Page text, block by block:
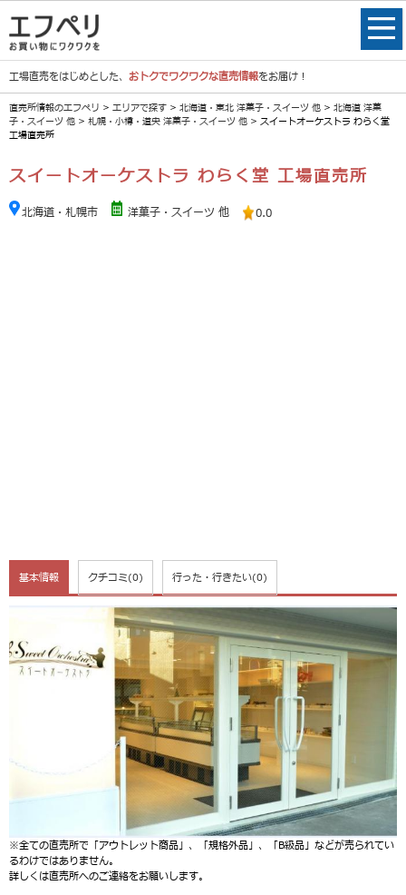
工場直売をはじめとした、 おトクでワクワクな直売情報をお届け！
直売所情報のエフペリ > エリアで探す > 北海道・東北 洋菓子・スイーツ 他 > 北海道 洋菓
子・スイーツ 他 > 札幌・小樽・道央 洋菓子・スイーツ 他 > スイートオーケストラ わらく堂
工場直売所
スイートオーケストラ わらく堂 工場直売所
北海道・札幌市 洋菓子・スイーツ 他 0.0
基本情報 クチコミ(0) 行った・行きたい(0)
※全ての直売所で「アウトレット商品」、「規格外品」、「B級品」などが売られてい
るわけではありません。
詳しくは直売所へのご連絡をお願いします。